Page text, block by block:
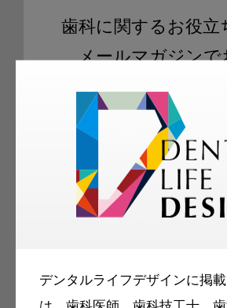
デンタルライフデザインに掲
歯科に関するお役立
メールマガジンで
ご登録いただいた職種（
科衛生士、歯科技工士）
容のメールマガジンをお